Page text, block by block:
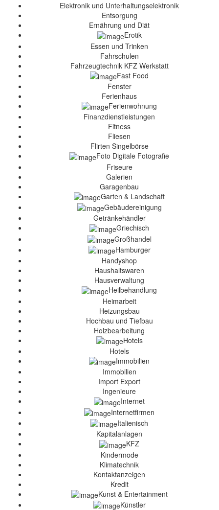
Elektronik und Unterhaltungselektronik
Entsorgung
Ernährung und Diät
Erotik
Essen und Trinken
Fahrschulen
Fahrzeugtechnik KFZ Werkstatt
Fast Food
Fenster
Ferienhaus
Ferienwohnung
Finanzdienstleistungen
Fitness
Fliesen
Flirten Singelbörse
Foto Digitale Fotografie
Friseure
Galerien
Garagenbau
Garten & Landschaft
Gebäudereinigung
Getränkehändler
Griechisch
Großhandel
Hamburger
Handyshop
Haushaltswaren
Hausverwaltung
Heilbehandlung
Heimarbeit
Heizungsbau
Hochbau und Tiefbau
Holzbearbeitung
Hotels
Hotels
Immobilien
Immobilien
Import Export
Ingenieure
Internet
Internetfirmen
Italienisch
Kapitalanlagen
KFZ
Kindermode
Klimatechnik
Kontaktanzeigen
Kredit
Kunst & Entertainment
Künstler